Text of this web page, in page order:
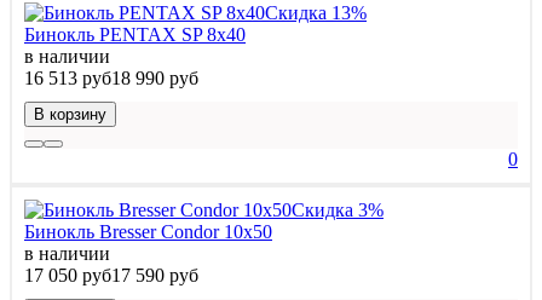
Скидка 13%
Бинокль PENTAX SP 8x40
в наличии
16 513 руб18 990 руб
В корзину
0
Скидка 3%
Бинокль Bresser Condor 10x50
в наличии
17 050 руб17 590 руб